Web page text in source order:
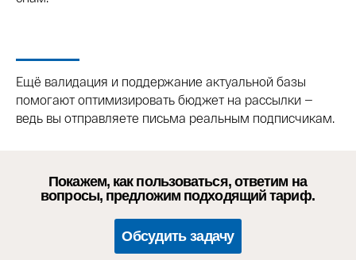
Ещё валидация и поддержание актуальной базы
помогают оптимизировать бюджет на рассылки —
ведь вы отправляете письма реальным подписчикам.
Покажем, как пользоваться, ответим на
вопросы, предложим подходящий тариф.
Обсудить задачу